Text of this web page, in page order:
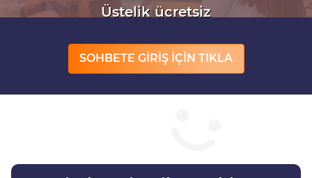
Üstelik ücretsiz
SOHBETE GİRİŞ İÇİN TIKLA